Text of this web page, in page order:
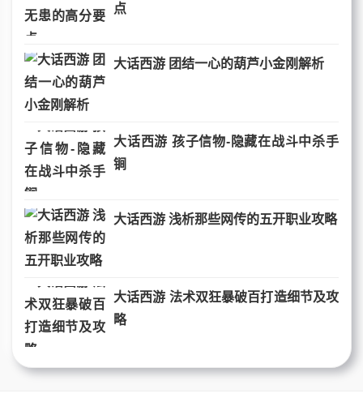
点
大话西游 团结一心的葫芦小金刚解析
大话西游 孩子信物-隐藏在战斗中杀手
锏
大话西游 浅析那些网传的五开职业攻略
大话西游 法术双狂暴破百打造细节及攻
略